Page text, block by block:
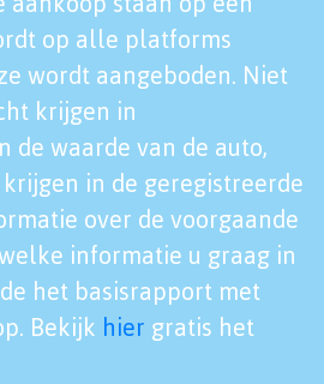
op alle platforms
wordt aangeboden. Niet
krijgen in
de waarde van de auto,
in de geregistreerde
over de voorgaande
informatie u graag in
het basisrapport met
Bekijk hier gratis het